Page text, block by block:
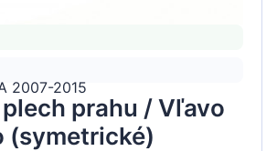
2007-2015
prahu / Vľavo
(symetrické)